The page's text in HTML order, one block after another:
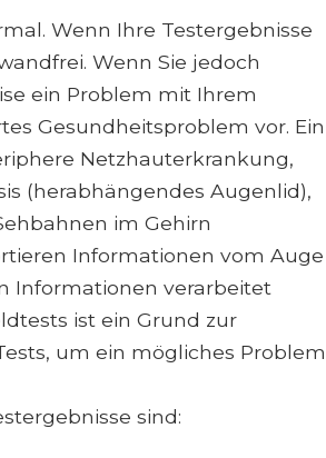
Wenn Ihre Testergebnisse
Wenn Sie jedoch
ein Problem mit Ihrem
Gesundheitsproblem vor. Ein
Netzhauterkrankung,
(herabhängendes Augenlid),
im Gehirn
Informationen vom Auge
Informationen verarbeitet
ist ein Grund zur
um ein mögliches Problem
sind: